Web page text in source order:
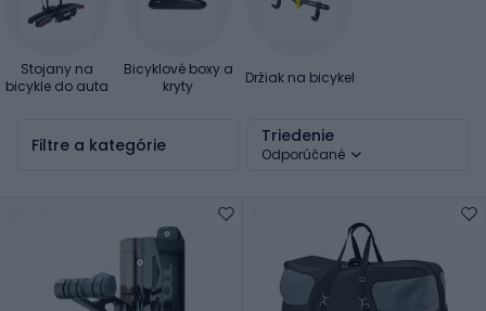
Stojany na
bicykle do auta
Bicyklové boxy a
kryty
Držiak na bicykel
Filtre a kategórie Triedenie
Odporúčané